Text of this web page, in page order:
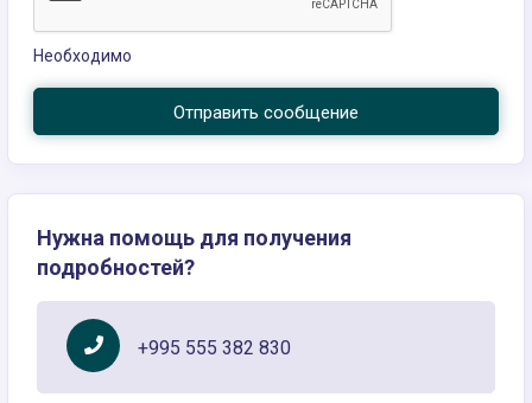
Необходимо
Отправить сообщение
Нужна помощь для получения
подробностей?
+995 555 382 830